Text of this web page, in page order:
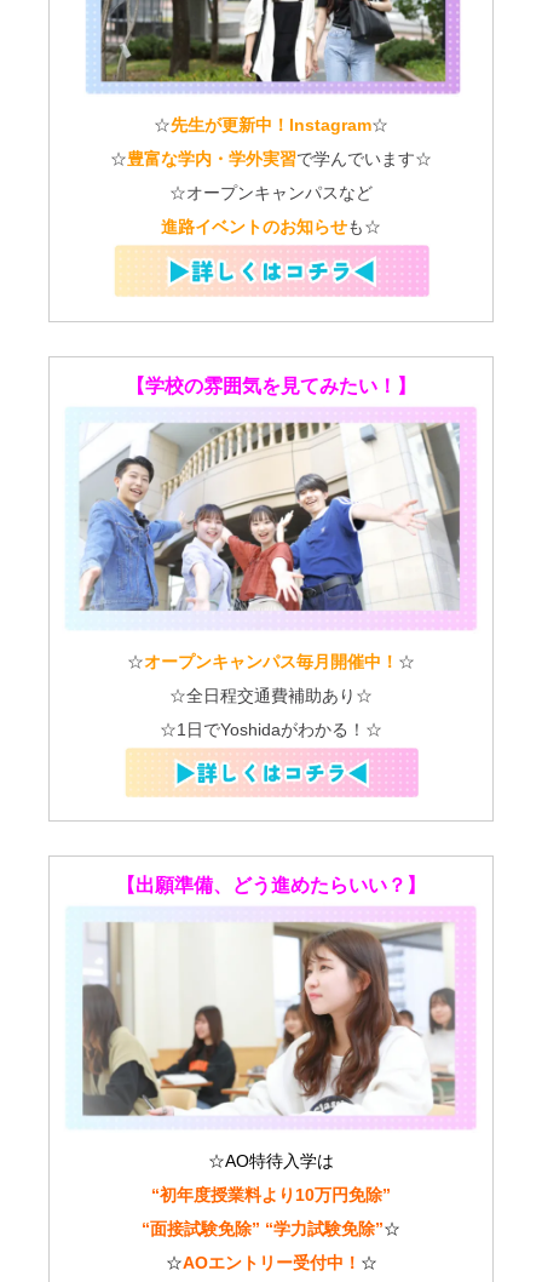
☆先生が更新中！Instagram☆
☆豊富な学内・学外実習で学んでいます☆
☆オープンキャンパスなど
進路イベントのお知らせも☆
【学校の雰囲気を見てみたい！】
☆オープンキャンパス毎月開催中！ ☆
☆全日程交通費補助あり☆
☆1日でYoshidaがわかる！☆
【出願準備、どう進めたらいい？】
☆AO特待入学は
“初年度授業料より10万円免除”
“面接試験免除” “学力試験免除”☆
☆AOエントリー受付中！ ☆